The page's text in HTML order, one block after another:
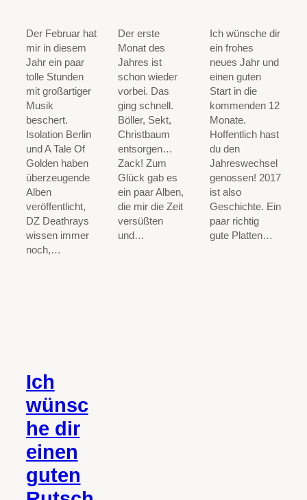
Der Februar hat
mir in diesem
Jahr ein paar
tolle Stunden
mit großartiger
Musik
beschert.
Isolation Berlin
und A Tale Of
Golden haben
überzeugende
Alben
veröffentlicht,
DZ Deathrays
wissen immer
noch,…
Der erste
Monat des
Jahres ist
schon wieder
vorbei. Das
ging schnell.
Böller, Sekt,
Christbaum
entsorgen…
Zack! Zum
Glück gab es
ein paar Alben,
die mir die Zeit
versüßten
und…
Ich wünsche dir
ein frohes
neues Jahr und
einen guten
Start in die
kommenden 12
Monate.
Hoffentlich hast
du den
Jahreswechsel
genossen! 2017
ist also
Geschichte. Ein
paar richtig
gute Platten…
Ich
wünsc
he dir
einen
guten